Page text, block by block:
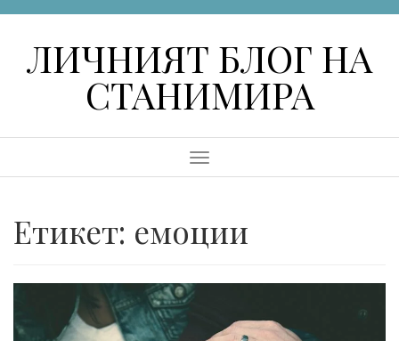
ЛИЧНИЯТ БЛОГ НА
СТАНИМИРА
Menu
Етикет: емоции